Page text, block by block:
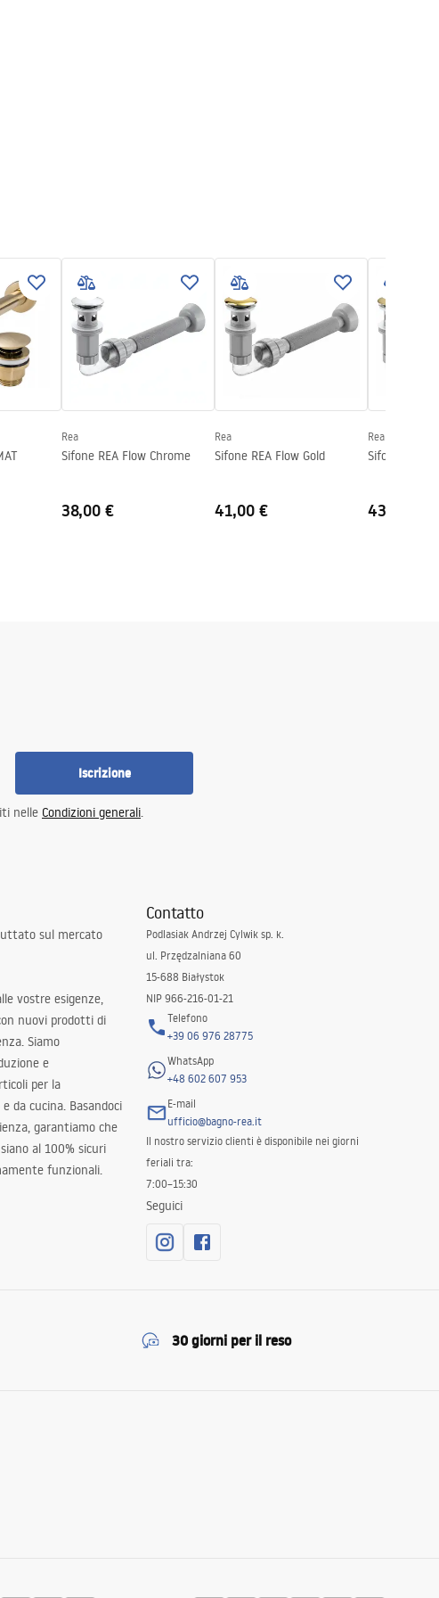
Rea
Sifone REA Flow Chrome
38,00 €
Rea
Sifone REA Flow Gold
41,00 €
Rea
Sifone REA
43,00 €
Iscrizione
nelle Condizioni generali.
sul mercato
vostre esigenze,
nuovi prodotti di
Siamo
e
per la
da cucina. Basandoci
garantiamo che
al 100% sicuri
funzionali.
Contatto
Podlasiak Andrzej Cylwik sp. k.
ul. Przędzalniana 60
15-688 Białystok
NIP 966-216-01-21
Telefono
+39 06 976 28775
WhatsApp
+48 602 607 953
E-mail
ufficio@bagno-rea.it
Il nostro servizio clienti è disponibile nei giorni
feriali tra:
7:00–15:30
Seguici
30 giorni per il reso